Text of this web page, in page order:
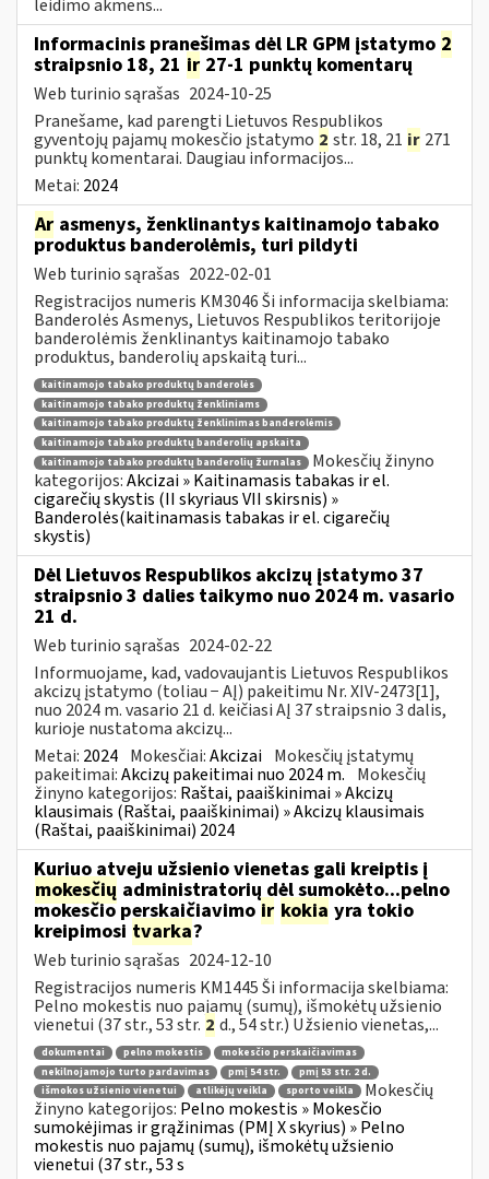
leidimo akmens...
Informacinis pranešimas dėl LR GPM įstatymo 2
straipsnio 18, 21 ir 27-1 punktų komentarų
Web turinio sąrašas 2024-10-25
Pranešame, kad parengti Lietuvos Respublikos
gyventojų pajamų mokesčio įstatymo 2 str. 18, 21 ir 271
punktų komentarai. Daugiau informacijos...
Metai: 2024
Ar asmenys, ženklinantys kaitinamojo tabako
produktus banderolėmis, turi pildyti
Web turinio sąrašas 2022-02-01
Registracijos numeris KM3046 Ši informacija skelbiama:
Banderolės Asmenys, Lietuvos Respublikos teritorijoje
banderolėmis ženklinantys kaitinamojo tabako
produktus, banderolių apskaitą turi...
kaitinamojo tabako produktų banderolės
kaitinamojo tabako produktų ženkliniams
kaitinamojo tabako produktų ženklinimas banderolėmis
kaitinamojo tabako produktų banderolių apskaita
kaitinamojo tabako produktų banderolių žurnalas
Mokesčių žinyno
kategorijos:Akcizai » Kaitinamasis tabakas ir el.
cigarečių skystis (II skyriaus VII skirsnis) »
Banderolės(kaitinamasis tabakas ir el. cigarečių
skystis)
Dėl Lietuvos Respublikos akcizų įstatymo 37
straipsnio 3 dalies taikymo nuo 2024 m. vasario
21 d.
Web turinio sąrašas 2024-02-22
Informuojame, kad, vadovaujantis Lietuvos Respublikos
akcizų įstatymo (toliau − AĮ) pakeitimu Nr. XIV-2473[1],
nuo 2024 m. vasario 21 d. keičiasi AĮ 37 straipsnio 3 dalis,
kurioje nustatoma akcizų...
Metai: 2024 Mokesčiai:Akcizai Mokesčių įstatymų
pakeitimai:Akcizų pakeitimai nuo 2024 m. Mokesčių
žinyno kategorijos: Raštai, paaiškinimai » Akcizų
klausimais (Raštai, paaiškinimai) » Akcizų klausimais
(Raštai, paaiškinimai) 2024
Kuriuo atveju užsienio vienetas gali kreiptis į
mokesčių administratorių dėl sumokėto...pelno
mokesčio perskaičiavimo ir kokia yra tokio
kreipimosi tvarka?
Web turinio sąrašas 2024-12-10
Registracijos numeris KM1445 Ši informacija skelbiama:
Pelno mokestis nuo pajamų (sumų), išmokėtų užsienio
vienetui (37 str., 53 str. 2 d., 54 str.) Užsienio vienetas,...
dokumentai pelno mokestis
mokesčio perskaičiavimas
nekilnojamojo turto pardavimas
pmį 54 str.
pmį 53 str. 2 d.
išmokos užsienio vienetui
atlikėjų veikla sporto veikla
Mokesčių
žinyno kategorijos: Pelno mokestis » Mokesčio
sumokėjimas ir grąžinimas (PMĮ X skyrius) » Pelno
mokestis nuo pajamų (sumų), išmokėtų užsienio
vienetui (37 str., 53 s